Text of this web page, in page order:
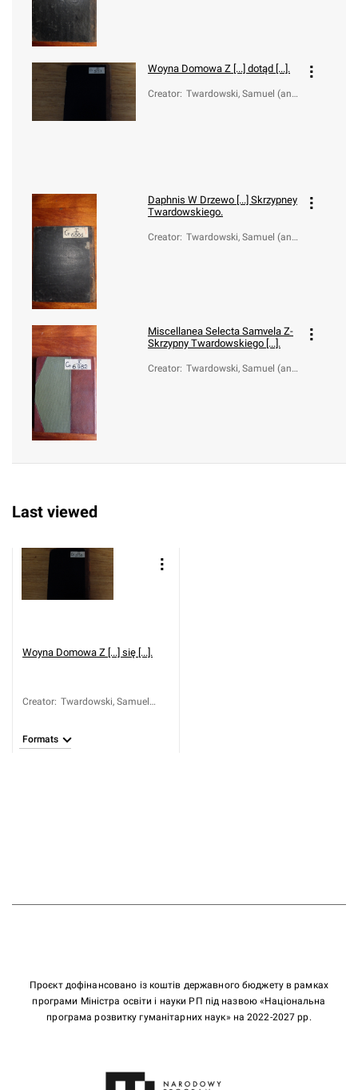
Woyna Domowa Z [...] dotąd [...].
Creator: Twardowski, Samuel (ant
Daphnis W Drzewo [...] Skrzypney
Twardowskiego.
Creator: Twardowski, Samuel (ant
Miscellanea Selecta Samvela Z-
Skrzypny Twardowskiego [...].
Creator: Twardowski, Samuel (ant
Last viewed
Woyna Domowa Z [...] się [...].
Creator: Twardowski, Samuel
Formats
Проєкт дофінансовано із коштів державного бюджету в рамках
програми Міністра освіти і науки РП під назвою «Національна
програма розвитку гуманітарних наук» на 2022-2027 рр.